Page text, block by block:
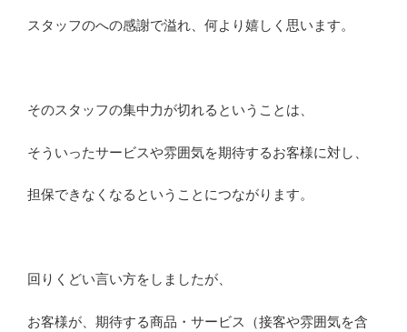
スタッフのへの感謝で溢れ、何より嬉しく思います。
そのスタッフの集中力が切れるということは、
そういったサービスや雰囲気を期待するお客様に対し、
担保できなくなるということにつながります。
回りくどい言い方をしましたが、
お客様が、期待する商品・サービス（接客や雰囲気を含